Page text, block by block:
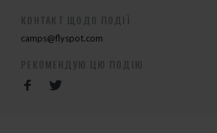
camps@flyspot.com